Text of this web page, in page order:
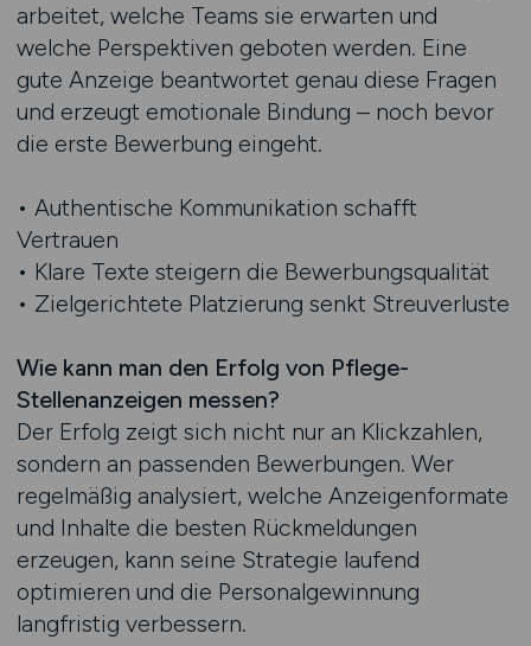
arbeitet, welche Teams sie erwarten und
welche Perspektiven geboten werden. Eine
gute Anzeige beantwortet genau diese Fragen
und erzeugt emotionale Bindung – noch bevor
die erste Bewerbung eingeht.
• Authentische Kommunikation schafft
Vertrauen
• Klare Texte steigern die Bewerbungsqualität
• Zielgerichtete Platzierung senkt Streuverluste
Wie kann man den Erfolg von Pflege-
Stellenanzeigen messen?
Der Erfolg zeigt sich nicht nur an Klickzahlen,
sondern an passenden Bewerbungen. Wer
regelmäßig analysiert, welche Anzeigenformate
und Inhalte die besten Rückmeldungen
erzeugen, kann seine Strategie laufend
optimieren und die Personalgewinnung
langfristig verbessern.